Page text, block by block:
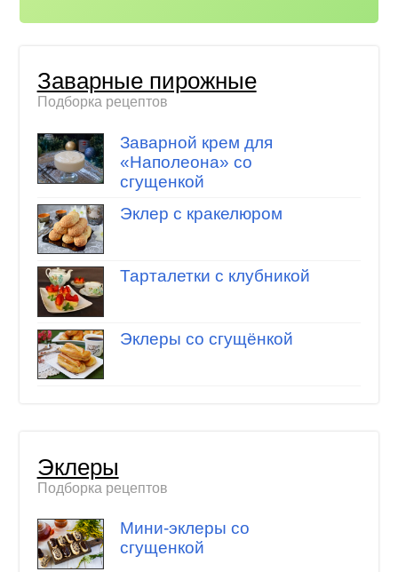
Заварные пирожные
Подборка рецептов
Заварной крем для
«Наполеона» со
сгущенкой
Эклер с кракелюром
Тарталетки с клубникой
Эклеры со сгущёнкой
Эклеры
Подборка рецептов
Мини-эклеры со
сгущенкой